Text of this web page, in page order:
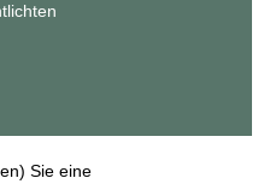
Sie eine